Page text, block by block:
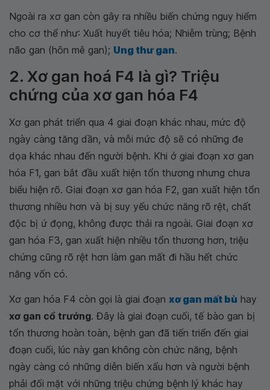
Ngoài ra xơ gan còn gây ra nhiều biến chứng nguy hiểm
cho cơ thể như: Xuất huyết tiêu hóa; Nhiễm trùng; Bệnh
não gan (hôn mê gan); Ung thư gan.
2. Xơ gan hoá F4 là gì? Triệu
chứng của xơ gan hóa F4
Xơ gan phát triển qua 4 giai đoạn khác nhau, mức độ
ngày càng tăng dần, và mỗi mức độ sẽ có những đe
dọa khác nhau đến người bệnh. Khi ở giai đoạn xơ gan
hóa F1, gan bắt đầu xuất hiện tổn thương nhưng chưa
biểu hiện rõ. Giai đoạn xơ gan hóa F2, gan xuất hiện tổn
thương nhiều hơn và bị suy yếu chức năng rõ rệt, chất
độc bị ứ đọng, không được thải ra ngoài. Giai đoạn xơ
gan hóa F3, gan xuất hiện nhiều tổn thương hơn, triệu
chứng cũng rõ rệt hơn làm gan mất đi hầu hết chức
năng vốn có.
Xơ gan hóa F4 còn gọi là giai đoạn xơ gan mất bù hay
xơ gan cổ trướng. Đây là giai đoạn cuối, tế bào gan bị
tổn thương hoàn toàn, bệnh gan đã tiến triển đến giai
đoạn cuối, lúc này gan không còn chức năng, bệnh
ngày càng có những diễn biến xấu hơn và người bệnh
phải đối mặt với những triệu chứng bệnh lý khác hay